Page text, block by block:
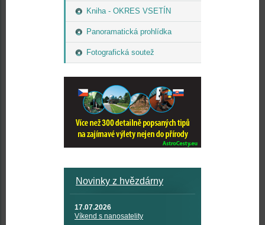
Kniha - OKRES VSETÍN
Panoramatická prohlídka
Fotografická soutež
Novinky z hvězdárny
17.07.2026
Víkend s nanosatelity